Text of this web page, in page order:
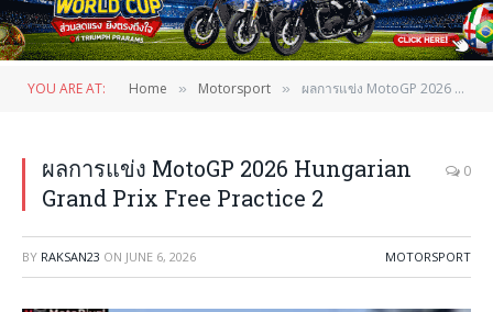
YOU ARE AT: Home » Motorsport » ผลการแข่ง MotoGP 2026 Hungarian Grand Prix Free Practice 2
ผลการแข่ง MotoGP 2026 Hungarian
Grand Prix Free Practice 2
0
BY RAKSAN23 ON JUNE 6, 2026 MOTORSPORT